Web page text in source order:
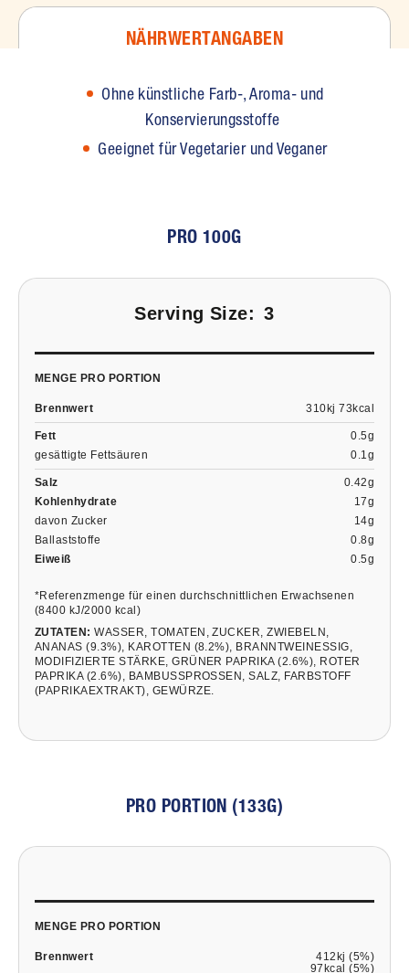
NÄHRWERTANGABEN
Ohne künstliche Farb-, Aroma- und
Konservierungsstoffe
Geeignet für Vegetarier und Veganer
PRO 100G
Serving Size: 3
MENGE PRO PORTION
Brennwert 310kj 73kcal
Fett
0.5g
gesättigte Fettsäuren
0.1g
Salz
0.42g
Kohlenhydrate
17g
davon Zucker
14g
Ballaststoffe
0.8g
Eiweiß
0.5g
*Referenzmenge für einen durchschnittlichen Erwachsenen
(8400 kJ/2000 kcal)
ZUTATEN:WASSER, TOMATEN, ZUCKER, ZWIEBELN,
ANANAS (9.3%), KAROTTEN (8.2%), BRANNTWEINESSIG,
MODIFIZIERTE STÄRKE, GRÜNER PAPRIKA (2.6%), ROTER
PAPRIKA (2.6%), BAMBUSSPROSSEN, SALZ, FARBSTOFF
(PAPRIKAEXTRAKT), GEWÜRZE.
PRO PORTION (133G)
MENGE PRO PORTION
Brennwert
412kj (5%)
97kcal (5%)